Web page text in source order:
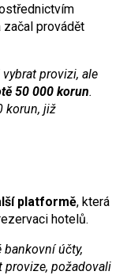
provádět
provizi, ale
50 000 korun.
korun, již
platformě, která
hotelů.
bankovní účty,
provize, požadovali